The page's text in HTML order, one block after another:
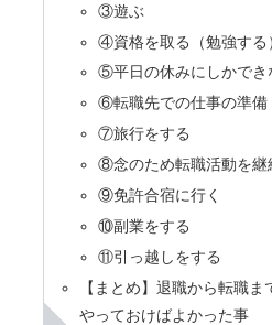
③遊ぶ
④資格を取る（勉強する
⑤平日の休みにしかでき
⑥転職先での仕事の準備
⑦旅行をする
⑧念のため転職活動を継
⑨免許合宿に行く
⑩副業をする
⑪引っ越しをする
【まとめ】退職から転職ま
やっておけばよかった事